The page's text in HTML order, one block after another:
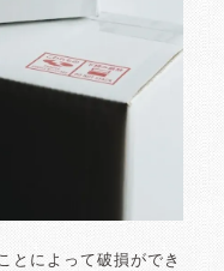
とによって破損ができ